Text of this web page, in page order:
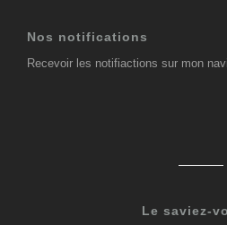
Nos notifications
Recevoir les notifiactions sur mon
Le saviez-